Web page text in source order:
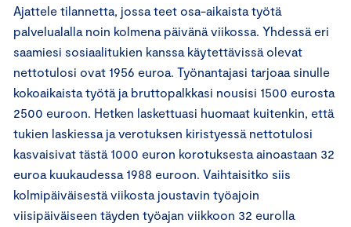
Ajattele tilannetta, jossa teet osa-aikaista työtä
palvelualalla noin kolmena päivänä viikossa. Yhdessä eri
saamiesi sosiaalitukien kanssa käytettävissä olevat
nettotulosi ovat 1956 euroa. Työnantajasi tarjoaa sinulle
kokoaikaista työtä ja bruttopalkkasi nousisi 1500 eurosta
2500 euroon. Hetken laskettuasi huomaat kuitenkin, että
tukien laskiessa ja verotuksen kiristyessä nettotulosi
kasvaisivat tästä 1000 euron korotuksesta ainoastaan 32
euroa kuukaudessa 1988 euroon. Vaihtaisitko siis
kolmipäiväisestä viikosta joustavin työajoin
viisipäiväiseen täyden työajan viikkoon 32 eurolla